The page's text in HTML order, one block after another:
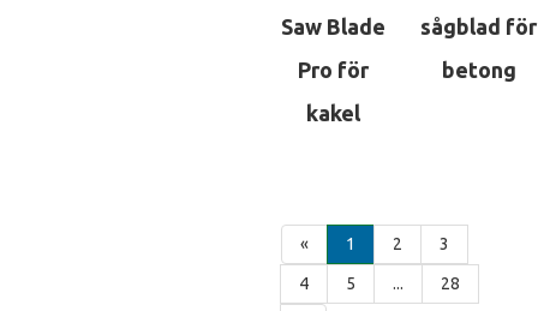
Saw Blade
Pro för
kakel
sågblad för
betong
« 1 2 3
4 5 ... 28